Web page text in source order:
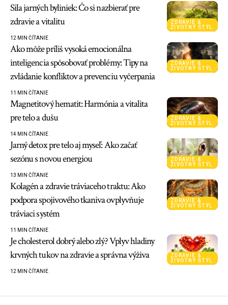
ZDRAVIE &
ŽIVOTNÝ ŠTÝL
Sila jarných byliniek: Čo si nazbierať pre
zdravie a vitalitu
12 MIN ČÍTANIE
ZDRAVIE &
ŽIVOTNÝ ŠTÝL
Ako môže príliš vysoká emocionálna
inteligencia spôsobovať problémy: Tipy na
zvládanie konfliktov a prevenciu vyčerpania
11 MIN ČÍTANIE
ZDRAVIE &
ŽIVOTNÝ ŠTÝL
Magnetitový hematit: Harmónia a vitalita
pre telo a dušu
14 MIN ČÍTANIE
ZDRAVIE &
ŽIVOTNÝ ŠTÝL
Jarný detox pre telo aj myseľ: Ako začať
sezónu s novou energiou
13 MIN ČÍTANIE
ZDRAVIE &
ŽIVOTNÝ ŠTÝL
Kolagén a zdravie tráviaceho traktu: Ako
podpora spojivového tkaniva ovplyvňuje
tráviaci systém
11 MIN ČÍTANIE
ZDRAVIE &
ŽIVOTNÝ ŠTÝL
Je cholesterol dobrý alebo zlý? Vplyv hladiny
krvných tukov na zdravie a správna výživa
12 MIN ČÍTANIE